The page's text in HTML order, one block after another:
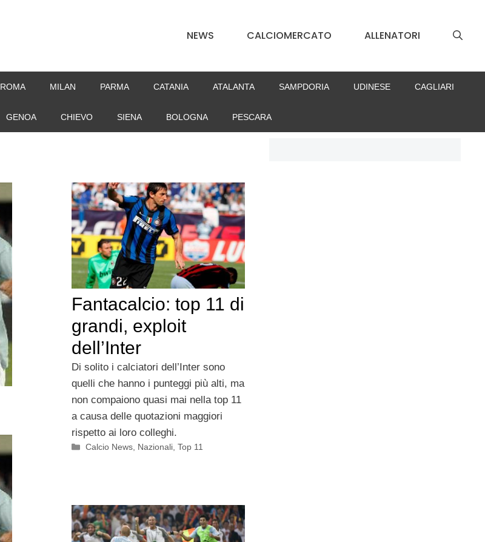
NEWS CALCIOMERCATO ALLENATORI
ROMA MILAN PARMA CATANIA ATALANTA SAMPDORIA UDINESE CAGLIARI
GENOA CHIEVO SIENA BOLOGNA PESCARA
Fantacalcio: top 11 di
grandi, exploit
dell’Inter
Di solito i calciatori dell’Inter sono
quelli che hanno i punteggi più alti, ma
non compaiono quasi mai nella top 11
a causa delle quotazioni maggiori
rispetto ai loro colleghi.
Categorie
Calcio News, Nazionali,Top 11